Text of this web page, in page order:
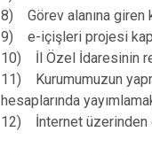
8) Görev alanına giren
9) e-içişleri projesi
10) İl Özel İdaresinin
11) Kurumumuzun
hesaplarında
12) İnternet üzerinden